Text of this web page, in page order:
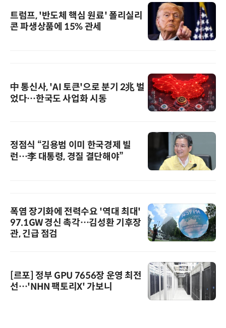
트럼프, '반도체 핵심 원료' 폴리실리
콘 파생상품에 15% 관세
中 통신사, 'AI 토큰'으로 분기 2兆 벌
었다…한국도 사업화 시동
정점식 “김용범 이미 한국경제 빌
런…李 대통령, 경질 결단해야”
폭염 장기화에 전력수요 '역대 최대'
97.1GW 경신 촉각…김성환 기후장
관, 긴급 점검
[르포] 정부 GPU 7656장 운영 최전
선…'NHN 팩토리X' 가보니